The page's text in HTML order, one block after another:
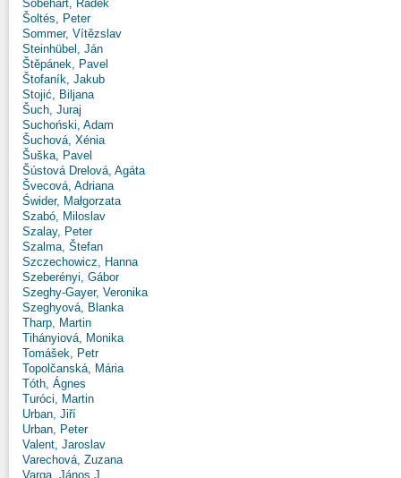
Soběhart, Radek
Šoltés, Peter
Sommer, Vítězslav
Steinhübel, Ján
Štěpánek, Pavel
Štofaník, Jakub
Stojić, Biljana
Šuch, Juraj
Suchoński, Adam
Šuchová, Xénia
Šuška, Pavel
Šústová Drelová, Agáta
Švecová, Adriana
Świder, Małgorzata
Szabó, Miloslav
Szalay, Peter
Szalma, Štefan
Szczechowicz, Hanna
Szeberényi, Gábor
Szeghy-Gayer, Veronika
Szeghyová, Blanka
Tharp, Martin
Tihányiová, Monika
Tomášek, Petr
Topolčanská, Mária
Tóth, Ágnes
Turóci, Martin
Urban, Jiří
Urban, Peter
Valent, Jaroslav
Varechová, Zuzana
Varga, János J.